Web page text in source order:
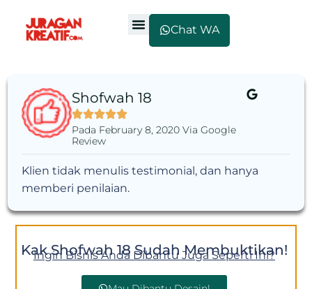
Chat WA
Shofwah 18
Pada February 8, 2020 Via Google
Review
Klien tidak menulis testimonial, dan hanya
memberi penilaian.
Kak Shofwah 18 Sudah Membuktikan!
Ingin Bisnis Anda Dibantu Juga Seperti Ini?